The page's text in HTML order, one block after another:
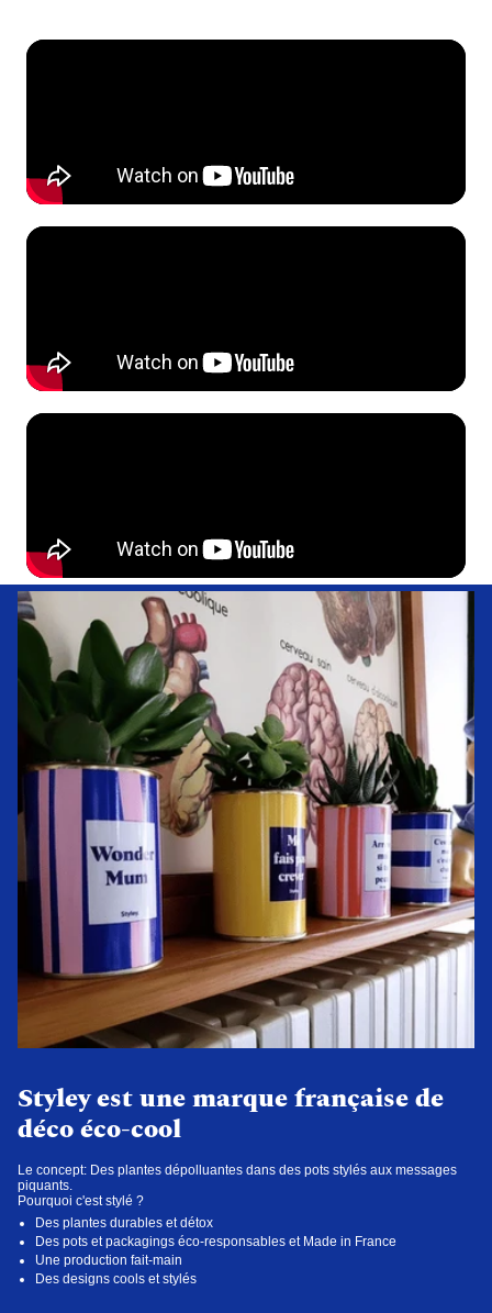
Styley est une marque française de
déco éco-cool
Le concept: Des plantes dépolluantes dans des pots stylés aux messages
piquants.
Pourquoi c'est stylé ?
Des plantes durables et détox
Des pots et packagings éco-responsables et Made in France
Une production fait-main
Des designs cools et stylés